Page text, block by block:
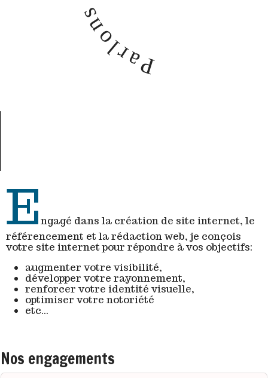
P
a
r
l
o
n
s
Engagé dans la création de site internet, le
référencement et la rédaction web, je conçois
votre site internet pour répondre à vos objectifs:
augmenter votre visibilité,
développer votre rayonnement,
renforcer votre identité visuelle,
optimiser votre notoriété
etc...
Nos engagements